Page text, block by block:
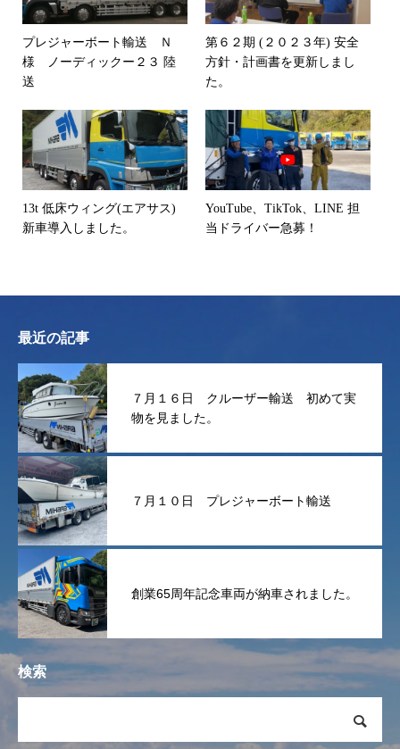
プレジャーボート輸送 Ｎ
様 ノーディックー２３ 陸
送
第６２期 (２０２３年) 安全
方針・計画書を更新しまし
た。
13t 低床ウィング(エアサス)
新車導入しました。
YouTube、TikTok、LINE 担
当ドライバー急募！
最近の記事
７月１６日 クルーザー輸送 初めて実
物を見ました。
７月１０日 プレジャーボート輸送
創業65周年記念車両が納車されました。
検索